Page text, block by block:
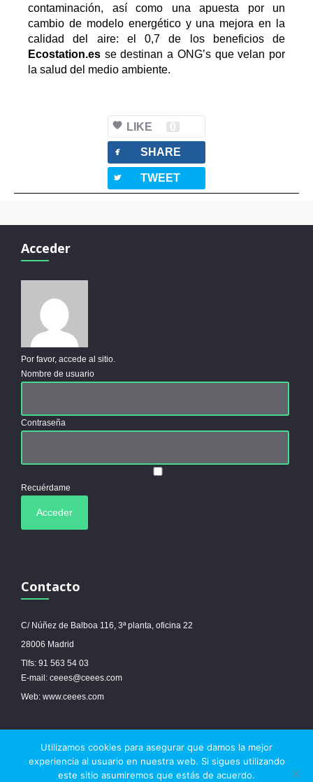
contaminación, así como una apuesta por un
cambio de modelo energético y una mejora en la
calidad del aire: el 0,7 de los beneficios de
Ecostation.es se destinan a ONG’s que velan por
la salud del medio ambiente.
LIKE 0
facebook SHARE
twitterbird TWEET
Acceder
Por favor, accede al sitio.
Nombre de usuario
Contraseña
Recuérdame
Contacto
C/ Núñez de Balboa 116, 3ª planta, oficina 22
28006 Madrid
Tlfs: 91 563 54 03
E-mail: ceees@ceees.com
Web: www.ceees.com
© 2017 Ceees - Sitio web desarrollado por espa.es-Aviso legal -Política de
Utilizamos cookies para asegurar que damos la mejor
experiencia al usuario en nuestra web. Si sigues utilizando
este sitio asumiremos que estás de acuerdo.